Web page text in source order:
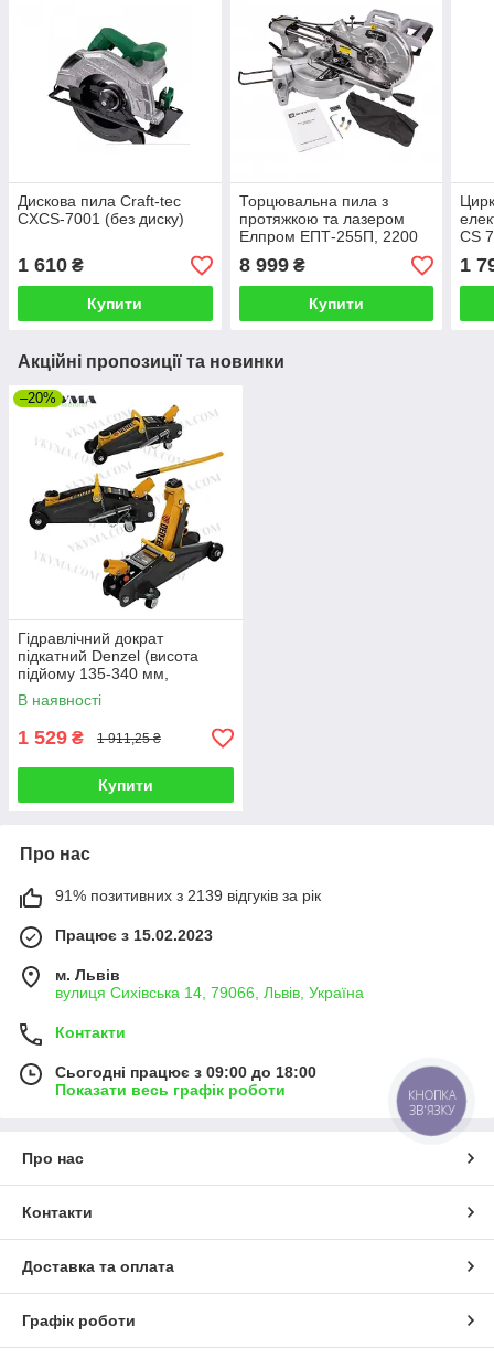
Дискова пила Craft-tec
CXCS-7001 (без диску)
1 610 ₴
Купити
Торцювальна пила з
протяжкою та лазером
Елпром ЕПТ-255П, 2200
Вт, диск 255 мм, 5000 об/
хв
8 999₴
Купити
CS
1
Акційні пропозиції та новинки
–20%
Гідравлічний дократ
підкатний Denzel (висота
підйому 135-340 мм,
вантажопідйомність 2000 кг)
В наявності
1 529 ₴ 1 911,25 ₴
Купити
Про нас
91% позитивних з 2139 відгуків за рік
Працює з 15.02.2023
м. Львів
вулиця Сихівська 14, 79066, Львів, Україна
Контакти
Сьогодні працює з 09:00 до 18:00
Показати весь графік роботи
Про нас
Контакти
Доставка та оплата
Графік роботи
КНОПКА
ЗВ'ЯЗКУ